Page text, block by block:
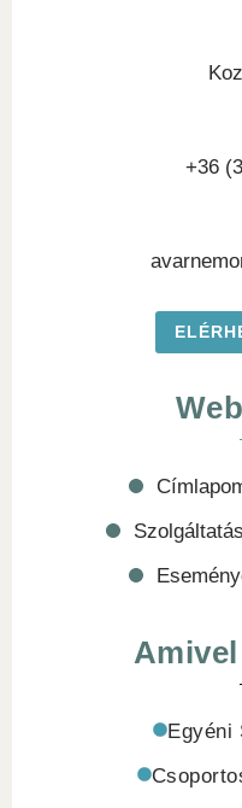
+36
Egyéni